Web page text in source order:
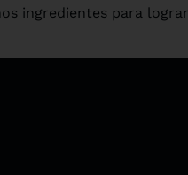
ingredientes para